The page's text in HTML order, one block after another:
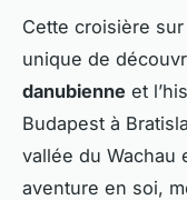
Cette croisière
unique de
danubienne et
Budapest à
vallée du Wachau
aventure en soi,